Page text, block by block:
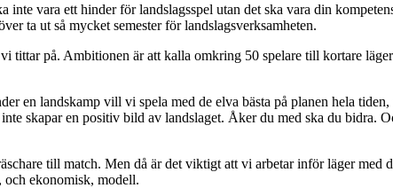
inte vara ett hinder för landslagsspel utan det ska vara din
ta ut så mycket semester för landslagsverksamheten.
tittar på. Ambitionen är att kalla omkring 50 spelare till kortare
en landskamp vill vi spela med de elva bästa på planen hela
skapar en positiv bild av landslaget. Åker du med ska du bidra.
till match. Men då är det viktigt att vi arbetar inför läger med
och ekonomisk, modell.